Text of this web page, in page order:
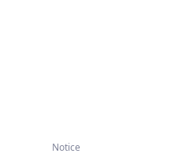
Notice